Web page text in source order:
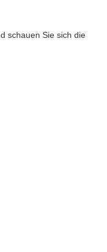
schauen Sie sich die